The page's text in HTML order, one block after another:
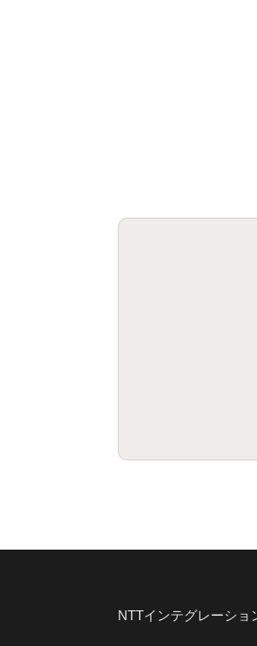
NTTインテグレーショ